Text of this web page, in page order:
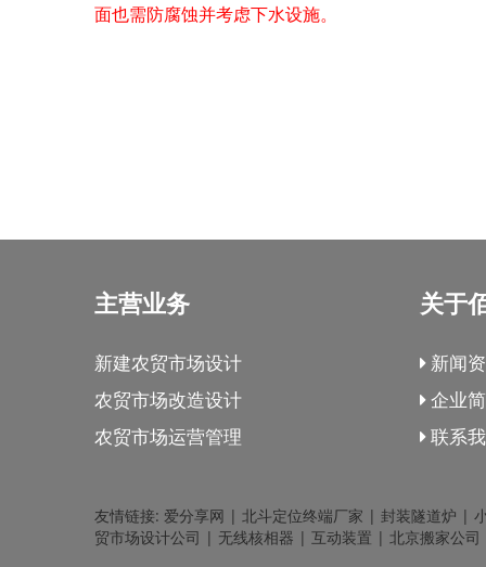
面也需防腐蚀并考虑下水设施。
主营业务
新建农贸市场设计
农贸市场改造设计
农贸市场运营管理
关于
新闻
企业
联系
友情链接: 爱分享网 | 北斗定位终端厂家 | 封装隧道炉 |
贸市场设计公司 | 无线核相器 | 互动装置 | 北京搬家公司